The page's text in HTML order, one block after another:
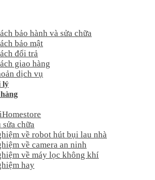
bảo hành và sửa chữa
bảo mật
đổi trả
giao hàng
dịch vụ
lý
chữa
về robot hút bụi lau nhà
về camera an ninh
về máy lọc không khí
hay